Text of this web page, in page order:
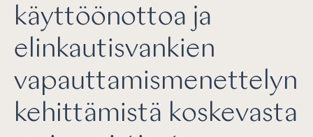
käyttöönottoa ja
elinkautisvankien
vapauttamismenettelyn
kehittämistä koskevasta